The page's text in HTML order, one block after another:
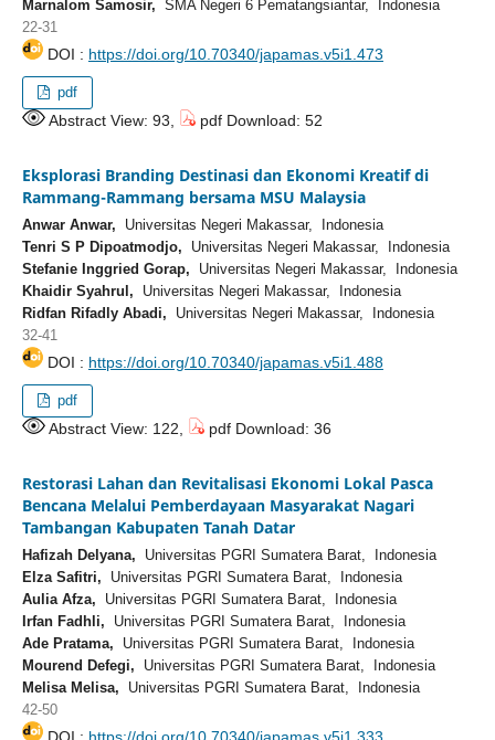
Marnalom Samosir, SMA Negeri 6 Pematangsiantar, Indonesia
22-31
DOI : https://doi.org/10.70340/japamas.v5i1.473
pdf
Abstract View: 93, pdf Download: 52
Eksplorasi Branding Destinasi dan Ekonomi Kreatif di
Rammang-Rammang bersama MSU Malaysia
Anwar Anwar, Universitas Negeri Makassar, Indonesia
Tenri S P Dipoatmodjo, Universitas Negeri Makassar, Indonesia
Stefanie Inggried Gorap, Universitas Negeri Makassar, Indonesia
Khaidir Syahrul, Universitas Negeri Makassar, Indonesia
Ridfan Rifadly Abadi, Universitas Negeri Makassar, Indonesia
32-41
DOI : https://doi.org/10.70340/japamas.v5i1.488
pdf
Abstract View: 122, pdf Download: 36
Restorasi Lahan dan Revitalisasi Ekonomi Lokal Pasca
Bencana Melalui Pemberdayaan Masyarakat Nagari
Tambangan Kabupaten Tanah Datar
Hafizah Delyana, Universitas PGRI Sumatera Barat, Indonesia
Elza Safitri, Universitas PGRI Sumatera Barat, Indonesia
Aulia Afza, Universitas PGRI Sumatera Barat, Indonesia
Irfan Fadhli, Universitas PGRI Sumatera Barat, Indonesia
Ade Pratama, Universitas PGRI Sumatera Barat, Indonesia
Mourend Defegi, Universitas PGRI Sumatera Barat, Indonesia
Melisa Melisa, Universitas PGRI Sumatera Barat, Indonesia
42-50